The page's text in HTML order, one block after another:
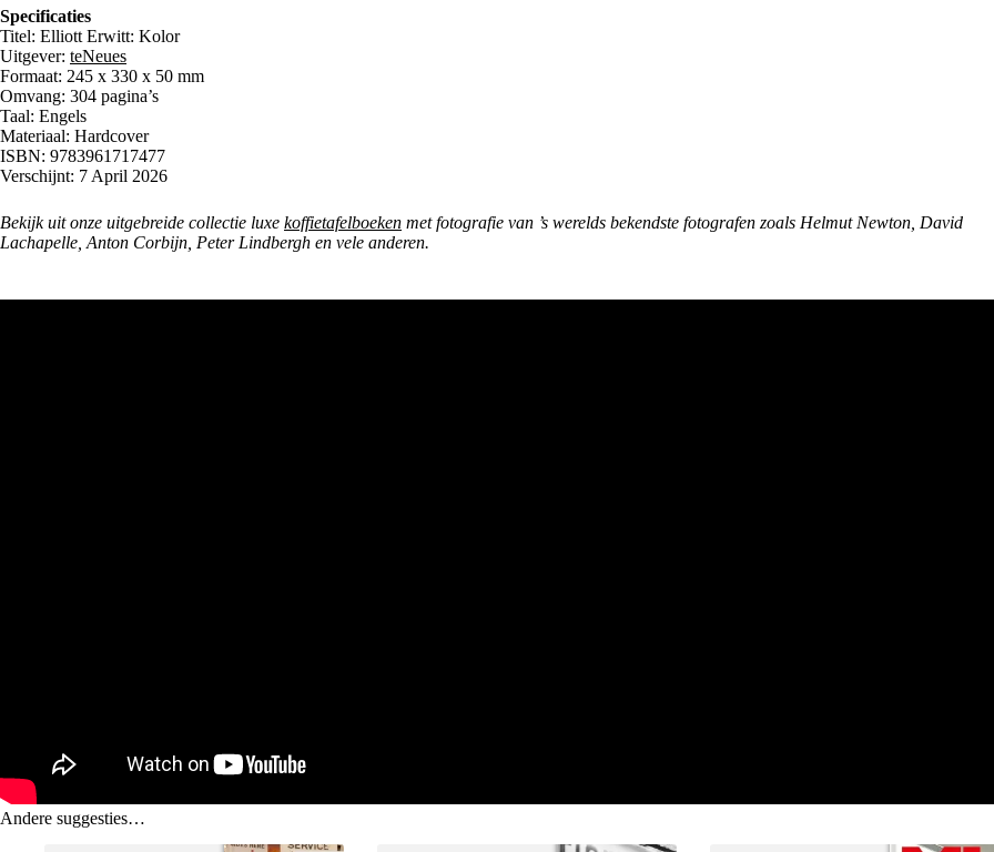
Specificaties
Titel: Elliott Erwitt: Kolor
Uitgever: teNeues
Formaat: 245 x 330 x 50 mm
Omvang: 304 pagina’s
Taal: Engels
Materiaal: Hardcover
ISBN: 9783961717477
Verschijnt: 7 April 2026
Bekijk uit onze uitgebreide collectie luxe koffietafelboeken met fotografie van ’s werelds bekendste fotografen zoals Helmut Newton, David
Lachapelle, Anton Corbijn, Peter Lindbergh en vele anderen.
Andere suggesties…